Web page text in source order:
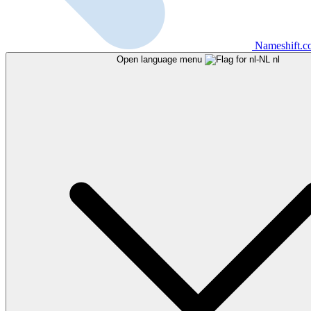
Open language menu nl